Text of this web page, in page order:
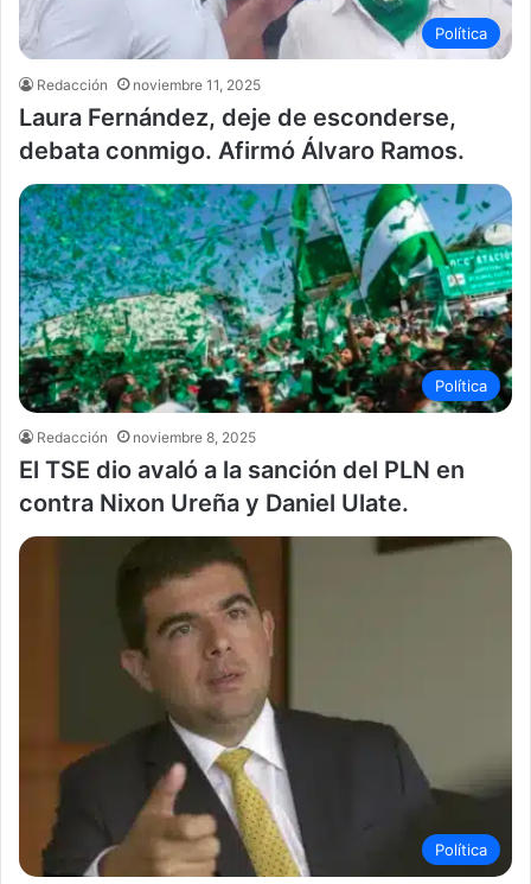
Política
Redacción noviembre 11, 2025
Laura Fernández, deje de esconderse,
debata conmigo. Afirmó Álvaro Ramos.
Política
Redacción noviembre 8, 2025
El TSE dio avaló a la sanción del PLN en
contra Nixon Ureña y Daniel Ulate.
Política